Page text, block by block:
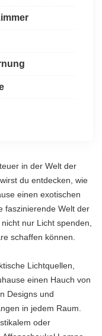
in der Welt der
du entdecken, wie
einen exotischen
faszinierende Welt der
nur Licht spenden,
schaffen können.
Lichtquellen,
einen Hauch von
Designs und
in jedem Raum.
oder